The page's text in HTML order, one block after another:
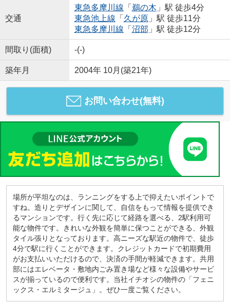
交通
東急多摩川線 「 鵜の木 」駅 徒歩4分
東急池上線 「 久が原」駅 徒歩11分
東急多摩川線 「 沼部 」駅 徒歩12分
間取り(面積) -(-)
築年月 2004年 10月(築21年)
お問い合わせ(無料)
場所が平坦なのは、ランニングをする上で抑えたいポイントで
すね。造りとデザインに関して、自信をもって情報を提供でき
るマンションです。行く先に応じて経路を選べる、2駅利用可
能な物件です。きれいな外観を簡単に保つことができる、外観
タイル張りとなっております。高ニーズな駅近の物件で、徒歩
4分で駅に行くことができます。クレジットカードで初期費用
がお支払いいただけるので、決済の手間が軽減できます。共用
部にはエレベータ・敷地内ごみ置き場など様々な設備やサービ
スが揃っているので便利です。当社イチオシの物件の「フェニ
ックス・エルミタージュ」。ぜひ一度ご覧ください。